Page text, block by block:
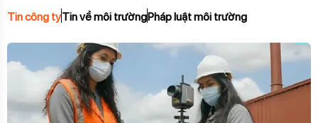
Tin công tyTin về môi trườngPháp luật môi trường